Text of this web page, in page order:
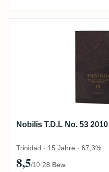
Nobilis T.D.L No.
Nobilis T.D.L No. 53 2010
Trinidad · 15 Jahre · 67,3%
8,5/10·28 Bew.